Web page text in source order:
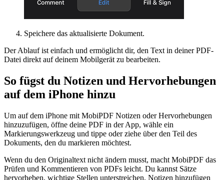
Speichere das aktualisierte Dokument.
Der Ablauf ist einfach und ermöglicht dir, den Text in deiner PDF-
Datei direkt auf deinem Mobilgerät zu bearbeiten.
So fügst du Notizen und Hervorhebungen
auf dem iPhone hinzu
Um auf dem iPhone mit MobiPDF Notizen oder Hervorhebungen
hinzuzufügen, öffne deine PDF in der App, wähle ein
Markierungswerkzeug und tippe oder ziehe über den Teil des
Dokuments, den du markieren möchtest.
Wenn du den Originaltext nicht ändern musst, macht MobiPDF das
Prüfen und Kommentieren von PDFs leicht. Du kannst Sätze
hervorheben, wichtige Stellen unterstreichen, Notizen hinzufügen